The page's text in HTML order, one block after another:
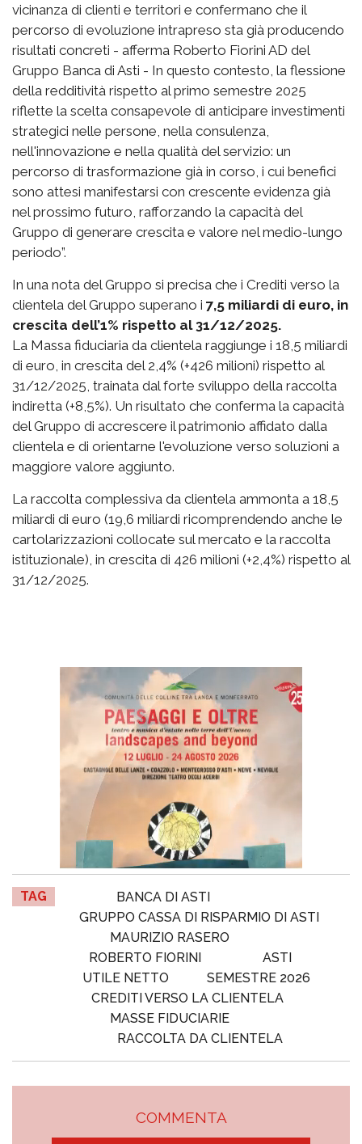
vicinanza di clienti e territori e confermano che il
percorso di evoluzione intrapreso sta già producendo
risultati concreti - afferma Roberto Fiorini AD del
Gruppo Banca di Asti - In questo contesto, la flessione
della redditività rispetto al primo semestre 2025
riflette la scelta consapevole di anticipare investimenti
strategici nelle persone, nella consulenza,
nell'innovazione e nella qualità del servizio: un
percorso di trasformazione già in corso, i cui benefici
sono attesi manifestarsi con crescente evidenza già
nel prossimo futuro, rafforzando la capacità del
Gruppo di generare crescita e valore nel medio-lungo
periodo”.
In una nota del Gruppo si precisa che i Crediti verso la
clientela del Gruppo superano i 7,5 miliardi di euro, in
crescita dell’1% rispetto al 31/12/2025.
La Massa fiduciaria da clientela raggiunge i 18,5 miliardi
di euro, in crescita del 2,4% (+426 milioni) rispetto al
31/12/2025, trainata dal forte sviluppo della raccolta
indiretta (+8,5%). Un risultato che conferma la capacità
del Gruppo di accrescere il patrimonio affidato dalla
clientela e di orientarne l'evoluzione verso soluzioni a
maggiore valore aggiunto.
La raccolta complessiva da clientela ammonta a 18,5
miliardi di euro (19,6 miliardi ricomprendendo anche le
cartolarizzazioni collocate sul mercato e la raccolta
istituzionale), in crescita di 426 milioni (+2,4%) rispetto al
31/12/2025.
TAG
BANCA DI ASTI
GRUPPO CASSA DI RISPARMIO DI ASTI
MAURIZIO RASERO
ROBERTO FIORINI
ASTI
UTILE NETTO
SEMESTRE 2026
CREDITI VERSO LA CLIENTELA
MASSE FIDUCIARIE
RACCOLTA DA CLIENTELA
COMMENTA